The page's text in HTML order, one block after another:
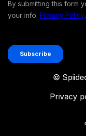
©
Privacy